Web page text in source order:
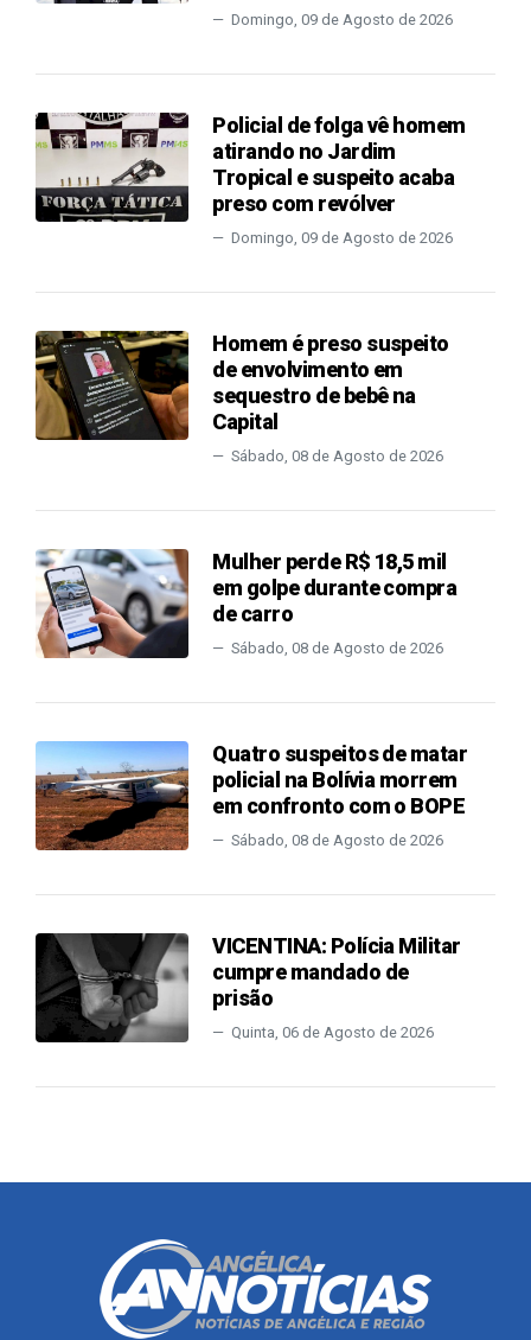
Domingo, 09 de Agosto de 2026
Policial de folga vê homem
atirando no Jardim
Tropical e suspeito acaba
preso com revólver
Domingo, 09 de Agosto de 2026
Homem é preso suspeito
de envolvimento em
sequestro de bebê na
Capital
Sábado, 08 de Agosto de 2026
Mulher perde R$ 18,5 mil
em golpe durante compra
de carro
Sábado, 08 de Agosto de 2026
Quatro suspeitos de matar
policial na Bolívia morrem
em confronto com o BOPE
Sábado, 08 de Agosto de 2026
VICENTINA: Polícia Militar
cumpre mandado de
prisão
Quinta, 06 de Agosto de 2026